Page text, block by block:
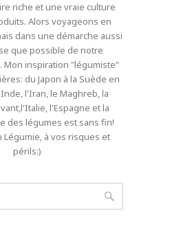
riche et une vraie culture
Alors voyageons en
dans une démarche aussi
que possible de notre
Mon inspiration "légumiste"
du Japon à la Suède en
l'Iran, le Maghreb, la
l'Espagne et la
des légumes est sans fin!
Légumie, à vos risques et
périls:)